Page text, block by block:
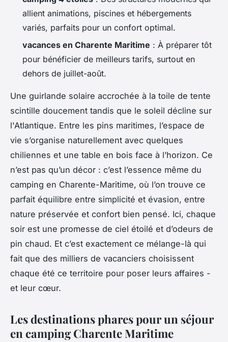
allient animations, piscines et hébergements
variés, parfaits pour un confort optimal.
vacances en Charente Maritime : À préparer tôt
pour bénéficier de meilleurs tarifs, surtout en
dehors de juillet-août.
Une guirlande solaire accrochée à la toile de tente
scintille doucement tandis que le soleil décline sur
l'Atlantique. Entre les pins maritimes, l’espace de
vie s’organise naturellement avec quelques
chiliennes et une table en bois face à l’horizon. Ce
n’est pas qu’un décor : c’est l’essence même du
camping en Charente-Maritime, où l’on trouve ce
parfait équilibre entre simplicité et évasion, entre
nature préservée et confort bien pensé. Ici, chaque
soir est une promesse de ciel étoilé et d’odeurs de
pin chaud. Et c’est exactement ce mélange-là qui
fait que des milliers de vacanciers choisissent
chaque été ce territoire pour poser leurs affaires -
et leur cœur.
Les destinations phares pour un séjour
en camping Charente Maritime